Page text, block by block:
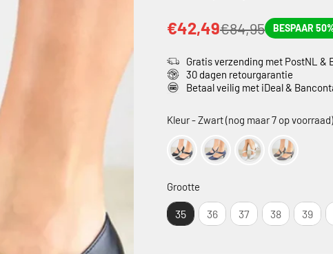
€42,49€84,95 BESPAAR
Gratis verzending met PostNL &
30 dagen retourgarantie
Betaal veilig met iDeal &
Kleur-Zwart (nog maar 7 op voorraad)
Grootte
35 36 37 38 39